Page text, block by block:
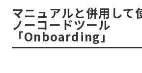
マニュアルと併用して
ノーコードツール
「Onboarding」